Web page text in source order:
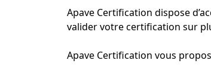
Apave Certification dispose
valider votre certification sur
Apave Certification vous